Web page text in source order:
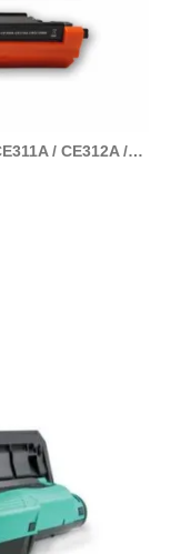
/ CE312A /